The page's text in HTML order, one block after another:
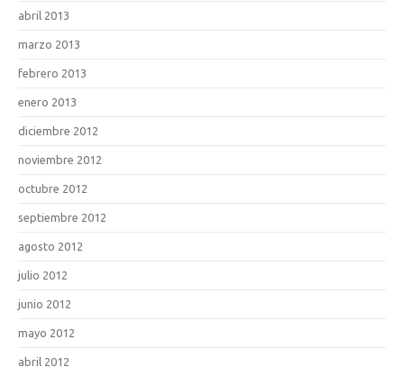
abril 2013
marzo 2013
febrero 2013
enero 2013
diciembre 2012
noviembre 2012
octubre 2012
septiembre 2012
agosto 2012
julio 2012
junio 2012
mayo 2012
abril 2012